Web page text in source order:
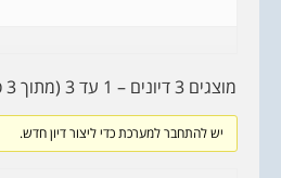
מוצגים 3 דיונים – 1 עד 3 (מתוך 3 סה״כ)
יש להתחבר למערכת כדי ליצור דיון חדש.